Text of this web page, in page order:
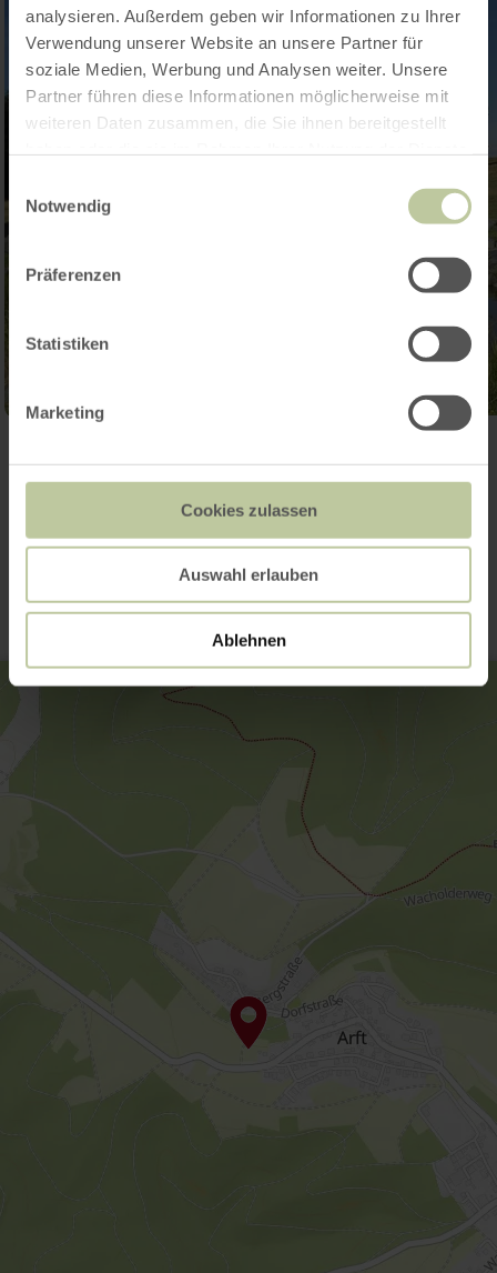
analysieren. Außerdem geben wir Informationen zu Ihrer
Verwendung unserer Website an unsere Partner für
soziale Medien, Werbung und Analysen weiter. Unsere
Partner führen diese Informationen möglicherweise mit
weiteren Daten zusammen, die Sie ihnen bereitgestellt
Notwendig
Präferenzen
Statistiken
Marketing
Cookies zulassen
Auswahl erlauben
Ablehnen
Contact